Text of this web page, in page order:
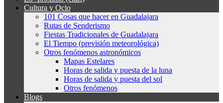
Cultura y Ocio
101 Cosas que hacer en Guadalajara
Rutas de Senderismo
Fiestas Tradicionales de Guadalajara
El Tiempo (previsión meteorológica)
Otros fenómenos astronómicos
Mapas Estelares
Horas de salida y puesta de la luna
Horas de salida y puesta del sol
Otros fenómenos
Blogs